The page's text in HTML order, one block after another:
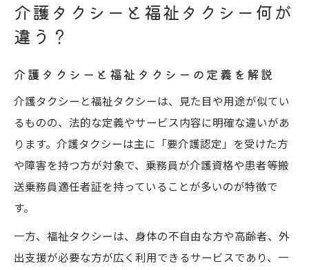
とは
介護タクシーと福祉タクシー資格の違いに
どんな場面で介護タクシーを選ぶべきか
通院や役所手続きに最適な介護タクシーの
選択法
介護タクシーは外出や冠婚葬祭にも活用で
きる
介護タクシーと普通のタクシーどちらが安
家族同乗やサポート重視なら介護タクシー
が安心
介護タクシーと福祉タクシー何が
違う？
介護タクシーと福祉タクシーの定義を解説
介護タクシーと福祉タクシーは、見た目や用途が似てい
るものの、法的な定義やサービス内容に明確な違いがあ
ります。介護タクシーは主に「要介護認定」を受けた方
や障害を持つ方が対象で、乗務員が介護資格や患者等搬
送乗務員適任者証を持っていることが多いのが特徴で
す。
一方、福祉タクシーは、身体の不自由な方や高齢者、外
出支援が必要な方が広く利用できるサービスであり、一